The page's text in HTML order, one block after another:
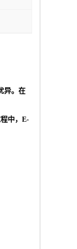
异。在
中，E-